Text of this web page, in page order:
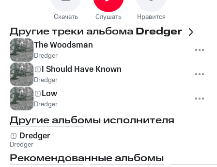
Скачать Слушать Нравится
Другие треки альбома Dredger
The Woodsman
Dredger
I Should Have Known
Dredger
Low
Dredger
Другие альбомы исполнителя
Dredger
Dredger
Рекомендованные альбомы